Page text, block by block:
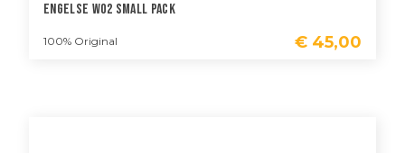
Engelse WO2 Small Pack
100% Original € 45,00